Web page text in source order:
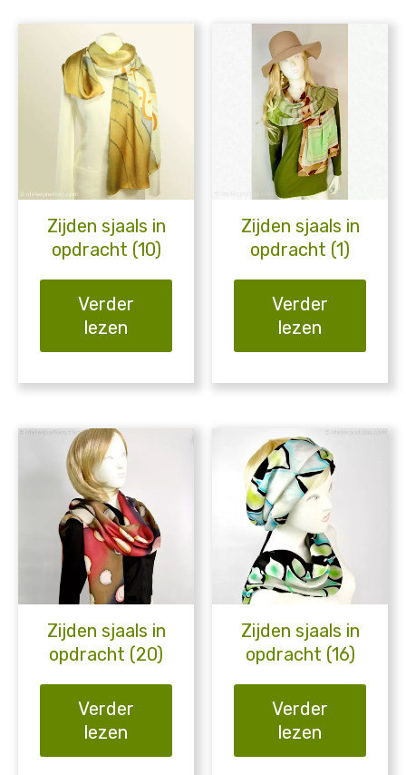
Zijden sjaals in
opdracht (10)
Verder
lezen
Zijden sjaals in
opdracht (1)
Verder
lezen
Zijden sjaals in
opdracht (20)
Verder
lezen
Zijden sjaals in
opdracht (16)
Verder
lezen